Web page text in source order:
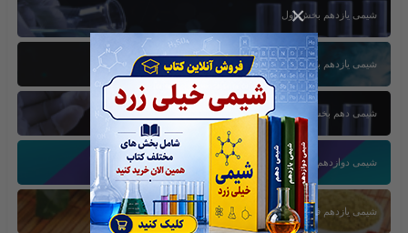
×
شیمی یازدهم بخش اول
شیمی یازدهم بخش سوم
شیمی دهم بخش اول
شیمی دوازدهم بخش سوم
شیمی یازدهم فصل دوم